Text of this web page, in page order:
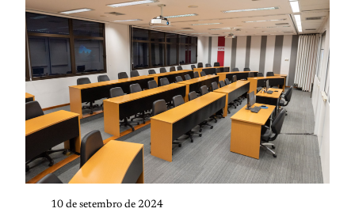
10 de setembro de 2024